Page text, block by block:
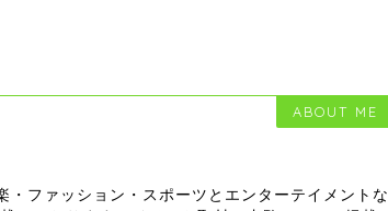
ABOUT ME
・ファッション・スポーツとエンターテイメントな